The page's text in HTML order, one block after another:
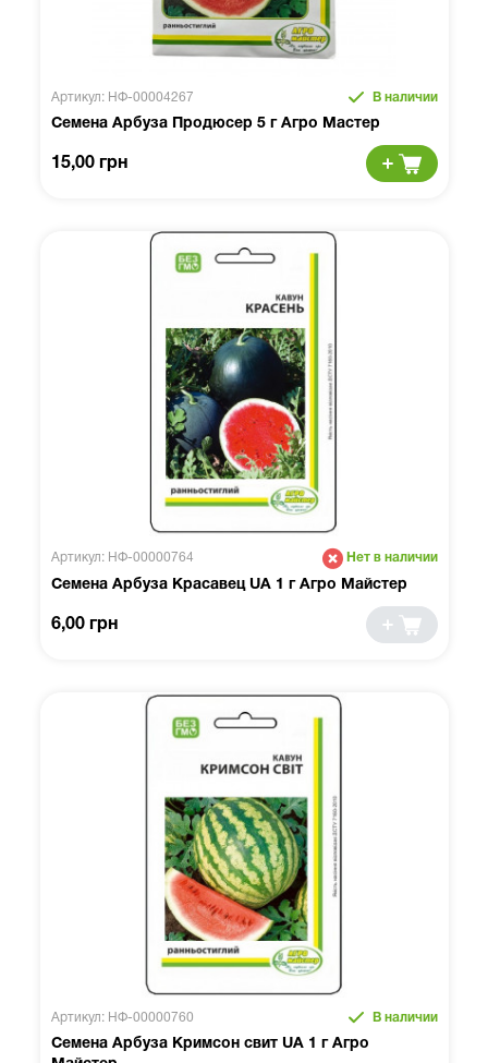
Артикул: НФ-00004267 В наличии
Семена Арбуза Продюсер 5 г Агро Мастер
15,00 грн
Артикул: НФ-00000764 Нет в наличии
Семена Арбуза Красавец UA 1 г Агро Майстер
6,00 грн
Артикул: НФ-00000760 В наличии
Семена Арбуза Кримсон свит UA 1 г Агро